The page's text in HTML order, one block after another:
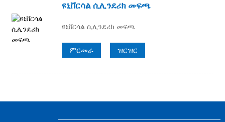
ዩኒቨርሳል ሲሊንደሪክ መፍጫ
ዩኒቨርሳል ሲሊንደሪክ መፍጫ
ምርመራ ዝርዝር